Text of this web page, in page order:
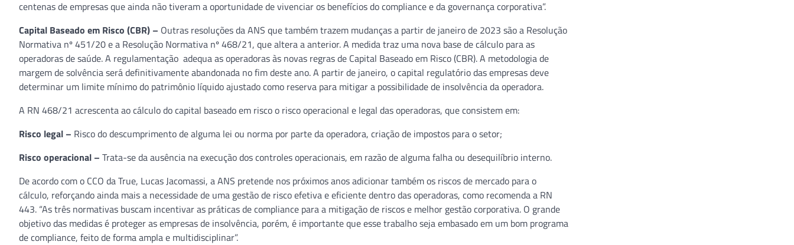
centenas de empresas que ainda não tiveram a oportunidade de vivenciar os benefícios do compliance e da governança corporativa”.
Capital Baseado em Risco (CBR) – Outras resoluções da ANS que também trazem mudanças a partir de janeiro de 2023 são a Resolução
Normativa nº 451/20 e a Resolução Normativa nº 468/21, que altera a anterior. A medida traz uma nova base de cálculo para as
operadoras de saúde. A regulamentação adequa as operadoras às novas regras de Capital Baseado em Risco (CBR). A metodologia de
margem de solvência será definitivamente abandonada no fim deste ano. A partir de janeiro, o capital regulatório das empresas deve
determinar um limite mínimo do patrimônio líquido ajustado como reserva para mitigar a possibilidade de insolvência da operadora.
A RN 468/21 acrescenta ao cálculo do capital baseado em risco o risco operacional e legal das operadoras, que consistem em:
Risco legal – Risco do descumprimento de alguma lei ou norma por parte da operadora, criação de impostos para o setor;
Risco operacional – Trata-se da ausência na execução dos controles operacionais, em razão de alguma falha ou desequilíbrio interno.
De acordo com o CCO da True, Lucas Jacomassi, a ANS pretende nos próximos anos adicionar também os riscos de mercado para o
cálculo, reforçando ainda mais a necessidade de uma gestão de risco efetiva e eficiente dentro das operadoras, como recomenda a RN
443. “As três normativas buscam incentivar as práticas de compliance para a mitigação de riscos e melhor gestão corporativa. O grande
objetivo das medidas é proteger as empresas de insolvência, porém, é importante que esse trabalho seja embasado em um bom programa
de compliance, feito de forma ampla e multidisciplinar”.